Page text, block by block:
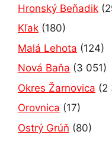
Hronský Beňadik
Kľak (180)
Malá Lehota (124)
Nová Baňa (3 051)
Okres Žarnovica (2
Orovnica (17)
Ostrý Grúň (80)